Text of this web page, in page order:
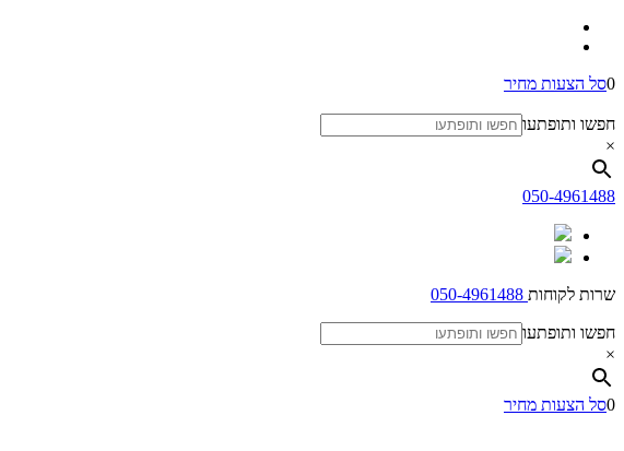
0סל הצעות מחיר
חפשו ותופתעו
×
050-4961488
שרות לקוחות
חפשו ותופתעו
×
0סל הצעות מחיר